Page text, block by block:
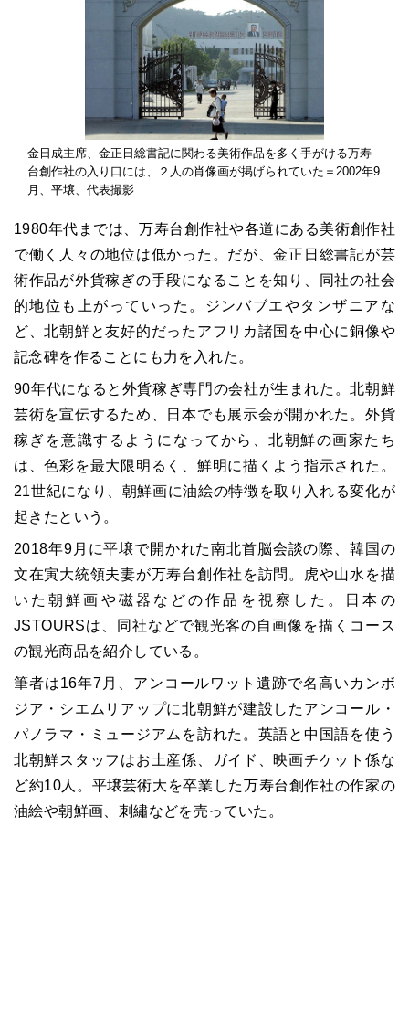
金日成主席、金正日総書記に関わる美術作品を多く手がける万寿
台創作社の入り口には、２人の肖像画が掲げられていた＝2002年9
月、平壌、代表撮影
1980年代までは、万寿台創作社や各道にある美術創作社
で働く人々の地位は低かった。だが、金正日総書記が芸
術作品が外貨稼ぎの手段になることを知り、同社の社会
的地位も上がっていった。ジンバブエやタンザニアな
ど、北朝鮮と友好的だったアフリカ諸国を中心に銅像や
記念碑を作ることにも力を入れた。
90年代になると外貨稼ぎ専門の会社が生まれた。北朝鮮
芸術を宣伝するため、日本でも展示会が開かれた。外貨
稼ぎを意識するようになってから、北朝鮮の画家たち
は、色彩を最大限明るく、鮮明に描くよう指示された。
21世紀になり、朝鮮画に油絵の特徴を取り入れる変化が
起きたという。
2018年9月に平壌で開かれた南北首脳会談の際、韓国の
文在寅大統領夫妻が万寿台創作社を訪問。虎や山水を描
いた朝鮮画や磁器などの作品を視察した。日本の
JSTOURSは、同社などで観光客の自画像を描くコース
の観光商品を紹介している。
筆者は16年7月、アンコールワット遺跡で名高いカンボ
ジア・シエムリアップに北朝鮮が建設したアンコール・
パノラマ・ミュージアムを訪れた。英語と中国語を使う
北朝鮮スタッフはお土産係、ガイド、映画チケット係な
ど約10人。平壌芸術大を卒業した万寿台創作社の作家の
油絵や朝鮮画、刺繡などを売っていた。